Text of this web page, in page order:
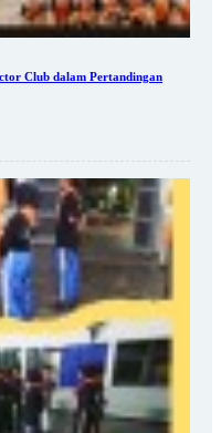
Club dalam Pertandingan